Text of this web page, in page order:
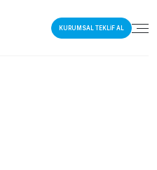
KURUMSAL TEKLİF AL